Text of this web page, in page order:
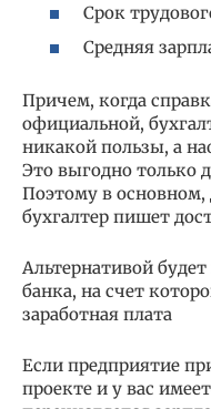
Срок
Средняя
Причем, когда
официальной,
никакой пользы, а
Это выгодно только
Поэтому в основном,
бухгалтер пишет
Альтернативой
банка, на счет
заработная плата
Если предприятие
проекте и у вас